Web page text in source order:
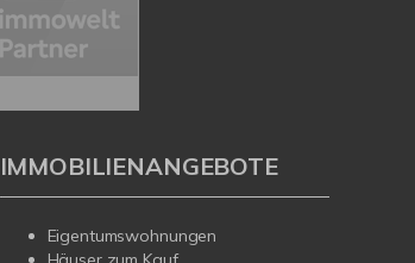
IMMOBILIENANGEBOTE
Eigentumswohnungen